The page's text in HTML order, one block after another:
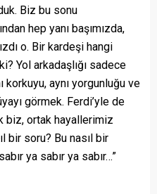
Biz bu sonu
hep yanı başımızda,
o. Bir kardeşi hangi
Yol arkadaşlığı sadece
korkuyu, aynı yorgunluğu ve
görmek. Ferdi’yle de
biz, ortak hayallerimiz
bir soru? Bu nasıl bir
ya sabır ya sabır…”